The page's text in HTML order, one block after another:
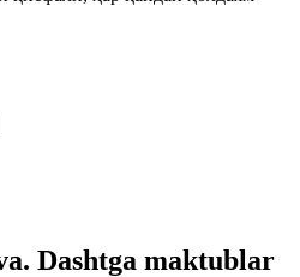
Dashtga maktublar